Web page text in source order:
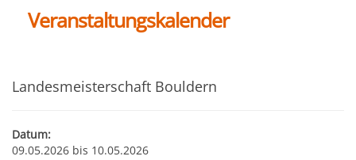
Politik
Amtstafel
Gesundheit
Veranstaltungskalender
Veranstaltungskalender
Landesmeisterschaft Bouldern
Datum:
09.05.2026 bis 10.05.2026